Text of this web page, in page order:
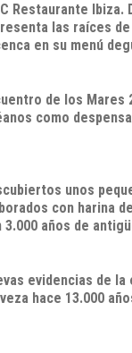
Restaurante Ibiza.
las raíces
en su menú
de los Mares
como
unos
con harina
3.000 años de
evidencias de la
hace 13.000